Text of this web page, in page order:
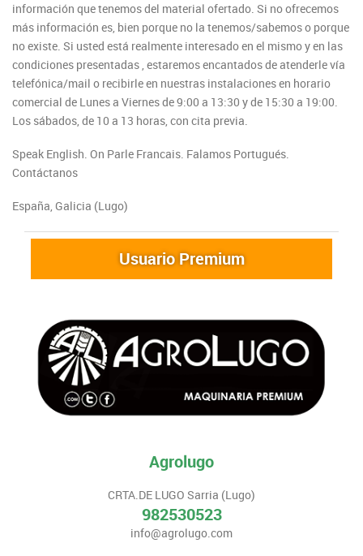
información que tenemos del material ofertado. Si no ofrecemos
más información es, bien porque no la tenemos/sabemos o porque
no existe. Si usted está realmente interesado en el mismo y en las
condiciones presentadas , estaremos encantados de atenderle vía
telefónica/mail o recibirle en nuestras instalaciones en horario
comercial de Lunes a Viernes de 9:00 a 13:30 y de 15:30 a 19:00.
Los sábados, de 10 a 13 horas, con cita previa.
Speak English. On Parle Francais. Falamos Portugués.
Contáctanos
España, Galicia (Lugo)
Usuario Premium
Agrolugo
CRTA.DE LUGO Sarria (Lugo)
982530523
info@agrolugo.com